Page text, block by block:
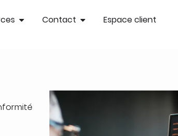
Contact Espace client